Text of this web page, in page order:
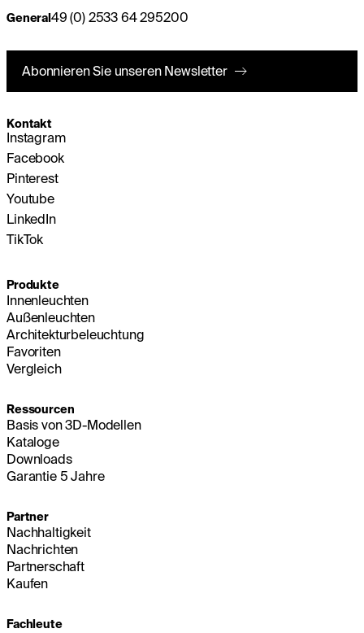
General49 (0) 2533 64 295200
Abonnieren Sie unseren Newsletter
Kontakt
Instagram
Facebook
Pinterest
Youtube
LinkedIn
TikTok
Produkte
Innenleuchten
Außenleuchten
Architekturbeleuchtung
Favoriten
Vergleich
Ressourcen
Basis von 3D-Modellen
Kataloge
Downloads
Garantie 5 Jahre
Partner
Nachhaltigkeit
Nachrichten
Partnerschaft
Kaufen
Fachleute